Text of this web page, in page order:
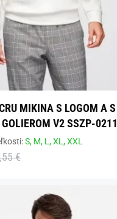
MIKINA S LOGOM A S
V2 SSZP-0211
S, M, L,XL,XXL
€